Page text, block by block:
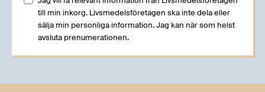
till min inkorg. Livsmedelsföretagen ska inte dela eller
sälja min personliga information. Jag kan när som helst
avsluta prenumerationen.